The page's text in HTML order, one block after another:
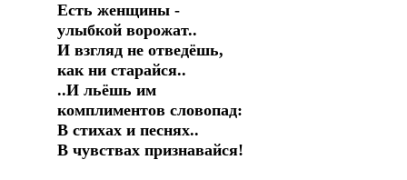
Есть женщины -
улыбкой ворожат..
И взгляд не отведёшь,
как ни старайся..
..И льёшь им
комплиментов словопад:
В стихах и песнях..
В чувствах признавайся!